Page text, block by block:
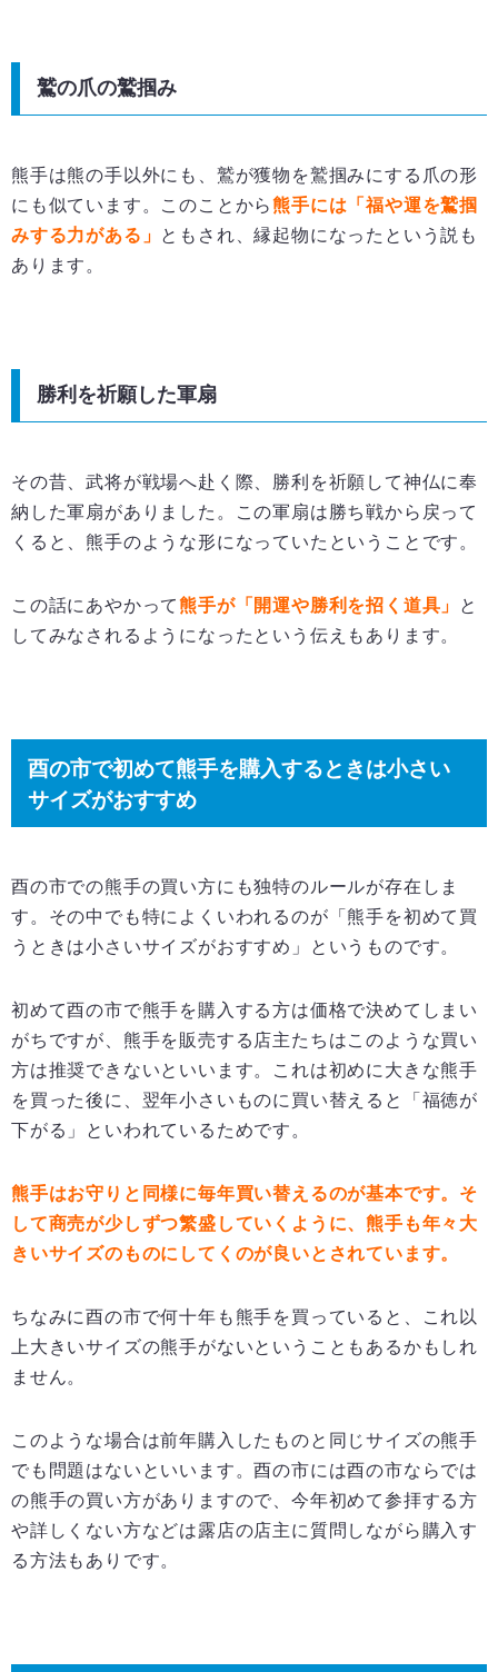
鷲の爪の鷲掴み
熊手は熊の手以外にも、鷲が獲物を鷲掴みにする爪の形
にも似ています。このことから熊手には「福や運を鷲掴
みする力がある」 ともされ、縁起物になったという説も
あります。
勝利を祈願した軍扇
その昔、武将が戦場へ赴く際、勝利を祈願して神仏に奉
納した軍扇がありました。この軍扇は勝ち戦から戻って
くると、熊手のような形になっていたということです。
この話にあやかって熊手が「開運や勝利を招く道具」
と
してみなされるようになったという伝えもあります。
酉の市で初めて熊手を購入するときは小さい
サイズがおすすめ
酉の市での熊手の買い方にも独特のルールが存在しま
す。その中でも特によくいわれるのが「熊手を初めて買
うときは小さいサイズがおすすめ」というものです。
初めて酉の市で熊手を購入する方は価格で決めてしまい
がちですが、熊手を販売する店主たちはこのような買い
方は推奨できないといいます。これは初めに大きな熊手
を買った後に、翌年小さいものに買い替えると「福徳が
下がる」といわれているためです。
熊手はお守りと同様に毎年買い替えるのが基本です。そ
して商売が少しずつ繁盛していくように、熊手も年々大
きいサイズのものにしてくのが良いとされています。
ちなみに酉の市で何十年も熊手を買っていると、これ以
上大きいサイズの熊手がないということもあるかもしれ
ません。
このような場合は前年購入したものと同じサイズの熊手
でも問題はないといいます。酉の市には酉の市ならでは
の熊手の買い方がありますので、今年初めて参拝する方
や詳しくない方などは露店の店主に質問しながら購入す
る方法もありです。